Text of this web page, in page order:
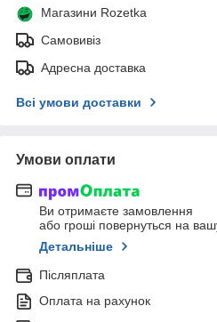
Магазини Rozetka
Самовивіз
Адресна доставка
Всі умови доставки
Умови оплати
Ви отримаєте замовлення
або гроші повернуться на
Детальніше
Післяплата
Оплата на рахунок